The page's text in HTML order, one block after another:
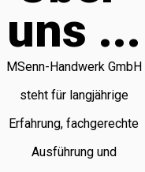
uns ...
MSenn-Handwerk GmbH
steht für langjährige
Erfahrung, fachgerechte
Ausführung und